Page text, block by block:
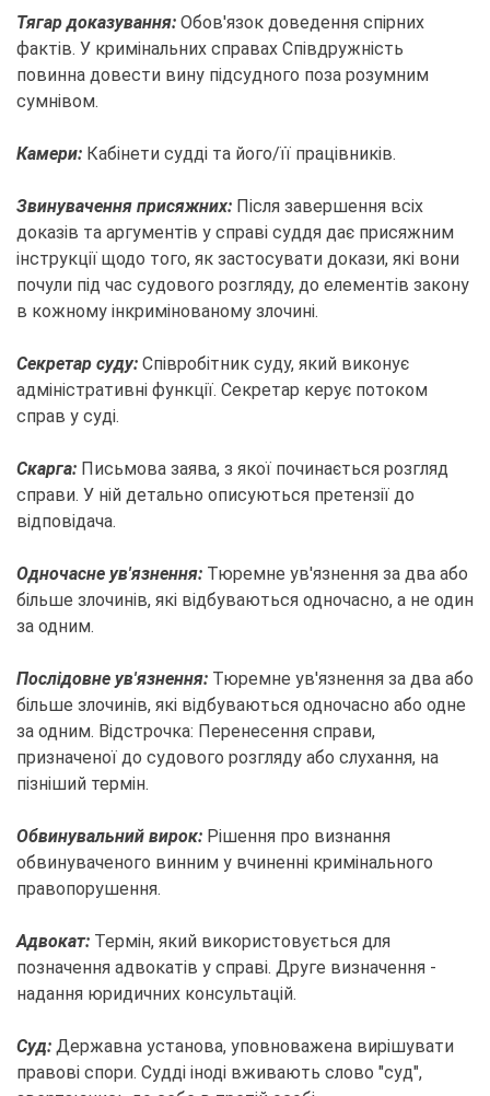
Тягар доказування: Обов'язок доведення спірних
фактів. У кримінальних справах Співдружність
повинна довести вину підсудного поза розумним
сумнівом.
Камери: Кабінети судді та його/її працівників.
Звинувачення присяжних: Після завершення всіх
доказів та аргументів у справі суддя дає присяжним
інструкції щодо того, як застосувати докази, які вони
почули під час судового розгляду, до елементів закону
в кожному інкримінованому злочині.
Секретар суду: Співробітник суду, який виконує
адміністративні функції. Секретар керує потоком
справ у суді.
Скарга: Письмова заява, з якої починається розгляд
справи. У ній детально описуються претензії до
відповідача.
Одночасне ув'язнення: Тюремне ув'язнення за два або
більше злочинів, які відбуваються одночасно, а не один
за одним.
Послідовне ув'язнення: Тюремне ув'язнення за два або
більше злочинів, які відбуваються одночасно або одне
за одним. Відстрочка: Перенесення справи,
призначеної до судового розгляду або слухання, на
пізніший термін.
Обвинувальний вирок: Рішення про визнання
обвинуваченого винним у вчиненні кримінального
правопорушення.
Адвокат: Термін, який використовується для
позначення адвокатів у справі. Друге визначення -
надання юридичних консультацій.
Суд: Державна установа, уповноважена вирішувати
правові спори. Судді іноді вживають слово "суд",